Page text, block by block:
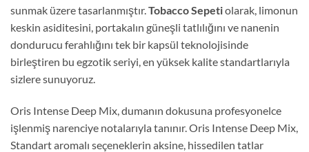
sunmak üzere tasarlanmıştır. Tobacco Sepetiolarak, limonun
keskin asiditesini, portakalın güneşli tatlılığını ve nanenin
dondurucu ferahlığını tek bir kapsül teknolojisinde
birleştiren bu egzotik seriyi, en yüksek kalite standartlarıyla
sizlere sunuyoruz.
Oris Intense Deep Mix, dumanın dokusuna profesyonelce
işlenmiş narenciye notalarıyla tanınır. Oris Intense Deep Mix,
Standart aromalı seçeneklerin aksine, hissedilen tatlar